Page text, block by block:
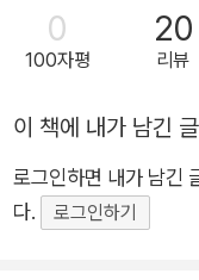
돈이 가격이 오른다.
택해야 하는 문제가
다. 과거처럼 낮은 비용
에서 벗어나, 금리 수
요해진 시점이다. 블룸버그 경제학자들의 분석을 담은 신간 《머
니쇼크》는 지난 수십
0
100자평
20
리뷰
이 책에 내가 남긴 글
로그인하면 내가 남긴
다.
로그인하기